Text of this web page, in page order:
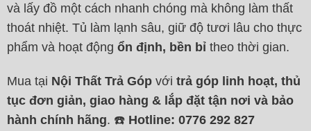
và lấy đồ một cách nhanh chóng mà không làm thất
thoát nhiệt. Tủ làm lạnh sâu, giữ độ tươi lâu cho thực
phẩm và hoạt động ổn định, bền bỉ theo thời gian.
Mua tại Nội Thất Trả Góp với trả góp linh hoạt, thủ
tục đơn giản, giao hàng & lắp đặt tận nơi và bảo
hành chính hãng. ☎️ Hotline: 0776 292 827